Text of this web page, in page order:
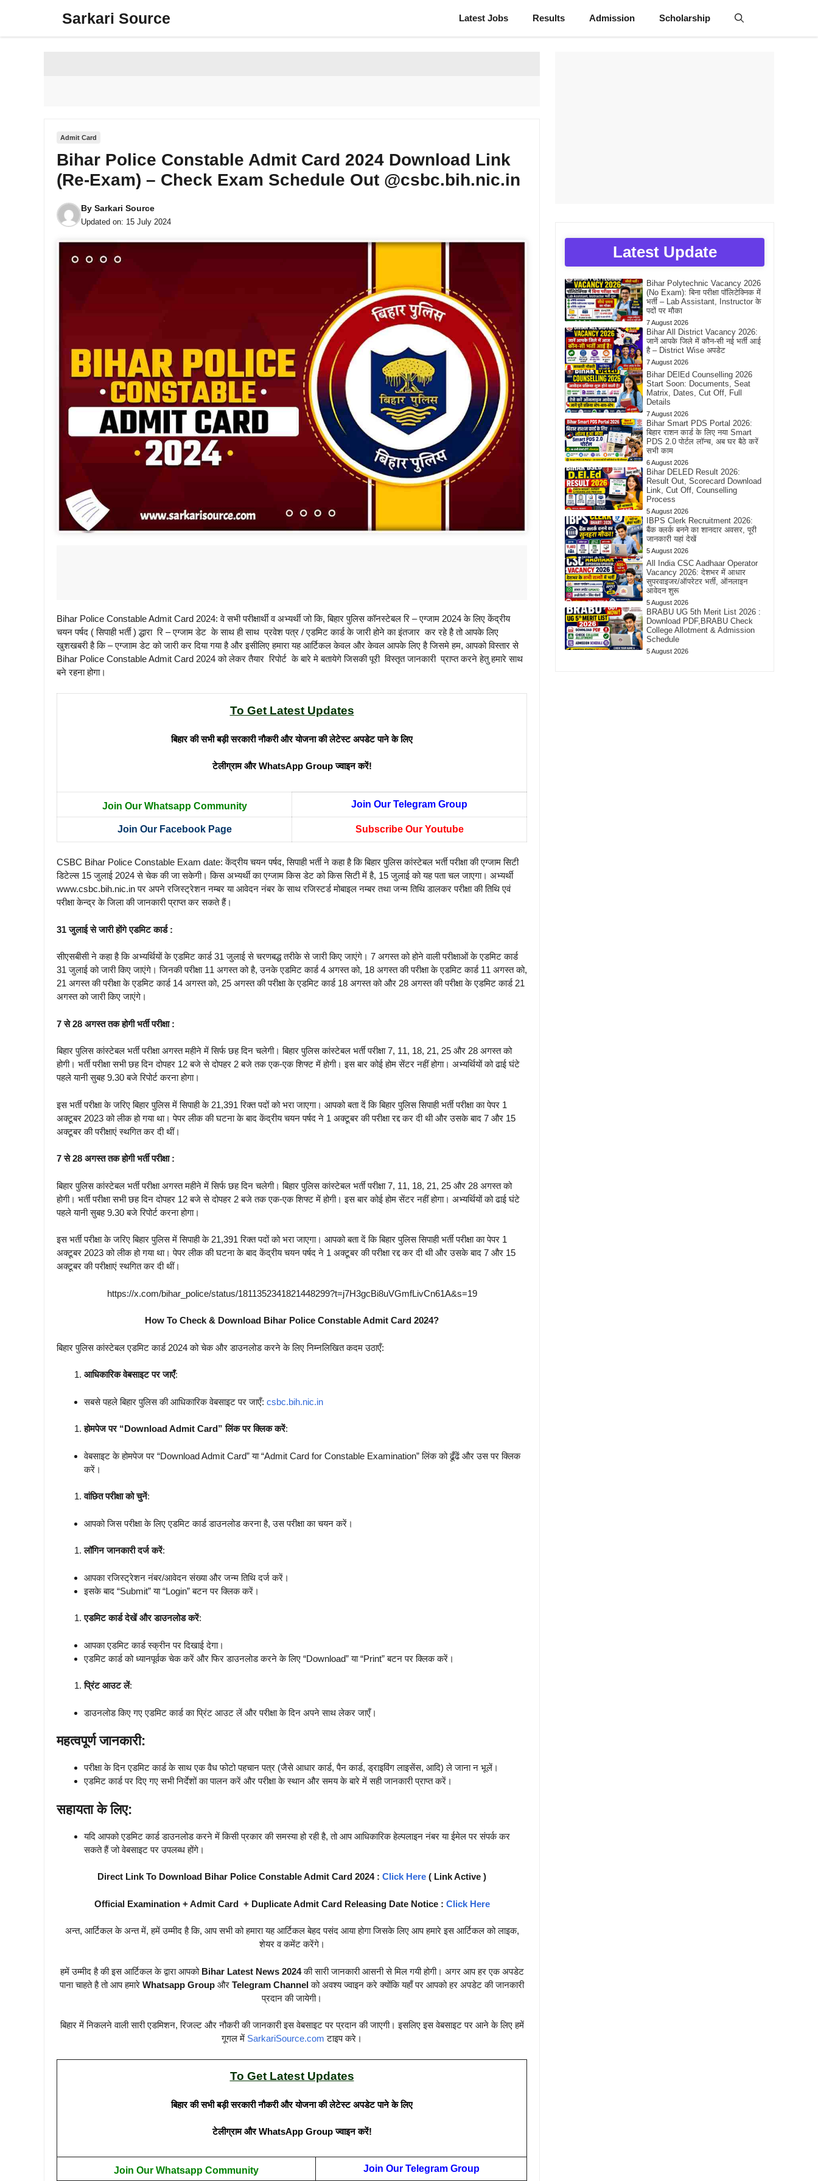
Sarkari Source Latest Jobs Results Admission Scholarship
Admit Card
Bihar Police Constable Admit Card 2024 Download Link
(Re-Exam) – Check Exam Schedule Out @csbc.bih.nic.in
By Sarkari Source
Updated on: 15 July 2024
Bihar Police Constable Admit Card 2024: वे सभी परीक्षार्थी व अभ्यर्थी जो कि, बिहार पुलिस कॉनस्टेबल रि – एग्जाम 2024 के लिए केंद्रीय
चयन पर्षद ( सिपाही भर्ती ) द्धारा रि – एग्जाम डेट के साथ ही साथ प्रवेश पत्र / एडमिट कार्ड के जारी होने का इंतजार कर रहे है तो आपके लिए
खुशखबरी है कि – एग्जााम डेट को जारी कर दिया गया है और इसीलिए हमारा यह आर्टिकल केवल और केवल आपके लिए है जिसमे हम, आपको विस्तार से
Bihar Police Constable Admit Card 2024 को लेकर तैयार रिपोर्ट के बारे मे बतायेगे जिसकी पूरी विस्तृत जानकारी प्राप्त करने हेतु हमारे साथ
बने रहना होगा।
To Get Latest Updates
बिहार की सभी बड़ी सरकारी नौकरी और योजना की लेटेस्ट अपडेट पाने के लिए
टेलीग्राम और WhatsApp Group ज्वाइन करें!
Join Our Whatsapp Community Join Our Telegram Group
Join Our Facebook Page Subscribe Our Youtube
CSBC Bihar Police Constable Exam date: केंद्रीय चयन पर्षद, सिपाही भर्ती ने कहा है कि बिहार पुलिस कांस्टेबल भर्ती परीक्षा की एग्जाम सिटी
डिटेल्स 15 जुलाई 2024 से चेक की जा सकेगी। किस अभ्यर्थी का एग्जाम किस डेट को किस सिटी में है, 15 जुलाई को यह पता चल जाएगा। अभ्यर्थी
www.csbc.bih.nic.in पर अपने रजिस्ट्रेशन नम्बर या आवेदन नंबर के साथ रजिस्टर्ड मोबाइल नम्बर तथा जन्म तिथि डालकर परीक्षा की तिथि एवं
परीक्षा केन्द्र के जिला की जानकारी प्राप्त कर सकते हैं।
31 जुलाई से जारी होंगे एडमिट कार्ड :
सीएसबीसी ने कहा है कि अभ्यर्थियों के एडमिट कार्ड 31 जुलाई से चरणबद्ध तरीके से जारी किए जाएंगे। 7 अगस्त को होने वाली परीक्षाओं के एडमिट कार्ड
31 जुलाई को जारी किए जाएंगे। जिनकी परीक्षा 11 अगस्त को है, उनके एडमिट कार्ड 4 अगस्त को, 18 अगस्त की परीक्षा के एडमिट कार्ड 11 अगस्त को,
21 अगस्त की परीक्षा के एडमिट कार्ड 14 अगस्त को, 25 अगस्त की परीक्षा के एडमिट कार्ड 18 अगस्त को और 28 अगस्त की परीक्षा के एडमिट कार्ड 21
अगस्त को जारी किए जाएंगे।
7 से 28 अगस्त तक होगी भर्ती परीक्षा :
बिहार पुलिस कांस्टेबल भर्ती परीक्षा अगस्त महीने में सिर्फ छह दिन चलेगी। बिहार पुलिस कांस्टेबल भर्ती परीक्षा 7, 11, 18, 21, 25 और 28 अगस्त को
होगी। भर्ती परीक्षा सभी छह दिन दोपहर 12 बजे से दोपहर 2 बजे तक एक-एक शिफ्ट में होगी। इस बार कोई होम सेंटर नहीं होगा। अभ्यर्थियों को ढाई घंटे
पहले यानी सुबह 9.30 बजे रिपोर्ट करना होगा।
इस भर्ती परीक्षा के जरिए बिहार पुलिस में सिपाही के 21,391 रिक्त पदों को भरा जाएगा। आपको बता दें कि बिहार पुलिस सिपाही भर्ती परीक्षा का पेपर 1
अक्टूबर 2023 को लीक हो गया था। पेपर लीक की घटना के बाद केंद्रीय चयन पर्षद ने 1 अक्टूबर की परीक्षा रद्द कर दी थी और उसके बाद 7 और 15
अक्टूबर की परीक्षाएं स्थगित कर दी थीं।
7 से 28 अगस्त तक होगी भर्ती परीक्षा :
बिहार पुलिस कांस्टेबल भर्ती परीक्षा अगस्त महीने में सिर्फ छह दिन चलेगी। बिहार पुलिस कांस्टेबल भर्ती परीक्षा 7, 11, 18, 21, 25 और 28 अगस्त को
होगी। भर्ती परीक्षा सभी छह दिन दोपहर 12 बजे से दोपहर 2 बजे तक एक-एक शिफ्ट में होगी। इस बार कोई होम सेंटर नहीं होगा। अभ्यर्थियों को ढाई घंटे
पहले यानी सुबह 9.30 बजे रिपोर्ट करना होगा।
इस भर्ती परीक्षा के जरिए बिहार पुलिस में सिपाही के 21,391 रिक्त पदों को भरा जाएगा। आपको बता दें कि बिहार पुलिस सिपाही भर्ती परीक्षा का पेपर 1
अक्टूबर 2023 को लीक हो गया था। पेपर लीक की घटना के बाद केंद्रीय चयन पर्षद ने 1 अक्टूबर की परीक्षा रद्द कर दी थी और उसके बाद 7 और 15
अक्टूबर की परीक्षाएं स्थगित कर दी थीं।
https://x.com/bihar_police/status/1811352341821448299?t=j7H3gcBi8uVGmfLivCn61A&s=19
How To Check & Download Bihar Police Constable Admit Card 2024?
बिहार पुलिस कांस्टेबल एडमिट कार्ड 2024 को चेक और डाउनलोड करने के लिए निम्नलिखित कदम उठाएँ:
आधिकारिक वेबसाइट पर जाएँ:
सबसे पहले बिहार पुलिस की आधिकारिक वेबसाइट पर जाएँ: csbc.bih.nic.in
होमपेज पर “Download Admit Card” लिंक पर क्लिक करें:
वेबसाइट के होमपेज पर “Download Admit Card” या “Admit Card for Constable Examination” लिंक को ढूँढें और उस पर क्लिक
करें।
वांछित परीक्षा को चुनें:
आपको जिस परीक्षा के लिए एडमिट कार्ड डाउनलोड करना है, उस परीक्षा का चयन करें।
लॉगिन जानकारी दर्ज करें:
आपका रजिस्ट्रेशन नंबर/आवेदन संख्या और जन्म तिथि दर्ज करें।
इसके बाद “Submit” या “Login” बटन पर क्लिक करें।
एडमिट कार्ड देखें और डाउनलोड करें:
आपका एडमिट कार्ड स्क्रीन पर दिखाई देगा।
एडमिट कार्ड को ध्यानपूर्वक चेक करें और फिर डाउनलोड करने के लिए “Download” या “Print” बटन पर क्लिक करें।
प्रिंट आउट लें:
डाउनलोड किए गए एडमिट कार्ड का प्रिंट आउट लें और परीक्षा के दिन अपने साथ लेकर जाएँ।
महत्वपूर्ण जानकारी:
परीक्षा के दिन एडमिट कार्ड के साथ एक वैध फोटो पहचान पत्र (जैसे आधार कार्ड, पैन कार्ड, ड्राइविंग लाइसेंस, आदि) ले जाना न भूलें।
एडमिट कार्ड पर दिए गए सभी निर्देशों का पालन करें और परीक्षा के स्थान और समय के बारे में सही जानकारी प्राप्त करें।
सहायता के लिए:
यदि आपको एडमिट कार्ड डाउनलोड करने में किसी प्रकार की समस्या हो रही है, तो आप आधिकारिक हेल्पलाइन नंबर या ईमेल पर संपर्क कर
सकते हैं जो वेबसाइट पर उपलब्ध होंगे।
Direct Link To Download Bihar Police Constable Admit Card 2024 : Click Here ( Link Active )
Official Examination + Admit Card + Duplicate Admit Card Releasing Date Notice : Click Here
अन्त, आर्टिकल के अन्त में, हमें उम्मीद है कि, आप सभी को हमारा यह आर्टिकल बेहद पसंद आया होगा जिसके लिए आप हमारे इस आर्टिकल को लाइक,
शेयर व कमेंट करेंगे।
हमें उम्मीद है की इस आर्टिकल के द्वारा आपको Bihar Latest News 2024की सारी जानकारी आसनी से मिल गयी होगी। अगर आप हर एक अपडेट
पाना चाहते है तो आप हमारे Whatsapp Group और Telegram Channelको अवश्य ज्वाइन करे क्योंकि यहाँ पर आपको हर अपडेट की जानकारी
प्रदान की जायेगी।
बिहार में निकलने वाली सारी एडमिशन, रिजल्ट और नौकरी की जानकारी इस वेबसाइट पर प्रदान की जाएगी। इसलिए इस वेबसाइट पर आने के लिए हमें
गूगल में SarkariSource.com टाइप करे।
To Get Latest Updates
बिहार की सभी बड़ी सरकारी नौकरी और योजना की लेटेस्ट अपडेट पाने के लिए
टेलीग्राम और WhatsApp Group ज्वाइन करें!
Join Our Whatsapp Community Join Our Telegram Group
Latest Update
Bihar Polytechnic Vacancy 2026
(No Exam): बिना परीक्षा पॉलिटेक्निक में
भर्ती – Lab Assistant, Instructor के
पदों पर मौका
7 August 2026
Bihar All District Vacancy 2026:
जानें आपके जिले में कौन-सी नई भर्ती आई
है – District Wise अपडेट
7 August 2026
Bihar DElEd Counselling 2026
Start Soon: Documents, Seat
Matrix, Dates, Cut Off, Full
Details
7 August 2026
Bihar Smart PDS Portal 2026:
बिहार राशन कार्ड के लिए नया Smart
PDS 2.0 पोर्टल लॉन्च, अब घर बैठे करें
सभी काम
6 August 2026
Bihar DELED Result 2026:
Result Out, Scorecard Download
Link, Cut Off, Counselling
Process
5 August 2026
IBPS Clerk Recruitment 2026:
बैंक क्लर्क बनने का शानदार अवसर, पूरी
जानकारी यहां देखें
5 August 2026
All India CSC Aadhaar Operator
Vacancy 2026: देशभर में आधार
सुपरवाइजर/ऑपरेटर भर्ती, ऑनलाइन
आवेदन शुरू
5 August 2026
BRABU UG 5th Merit List 2026 :
Download PDF,BRABU Check
College Allotment & Admission
Schedule
5 August 2026